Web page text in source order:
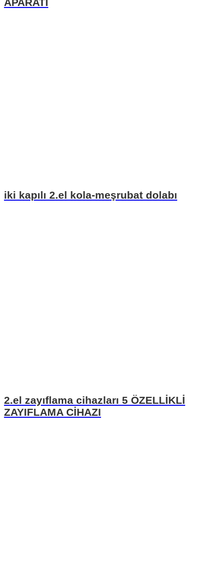
iki kapılı 2.el kola-meşrubat dolabı
2.el zayıflama cihazları 5 ÖZELLİKLİ
ZAYIFLAMA CİHAZI